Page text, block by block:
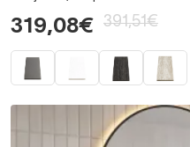
319,08€ 391,51€